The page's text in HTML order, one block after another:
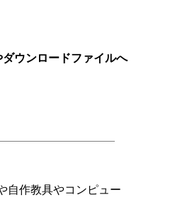
ウンロードファイルへ
作教具やコンピュー